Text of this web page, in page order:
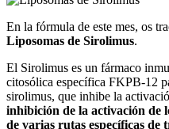
En la fórmula de este mes, os
Liposomas de Sirolimus.
El Sirolimus es un fármaco
citosólica específica FKPB-12
sirolimus, que inhibe la
inhibición de la activación de
de varias rutas específicas de